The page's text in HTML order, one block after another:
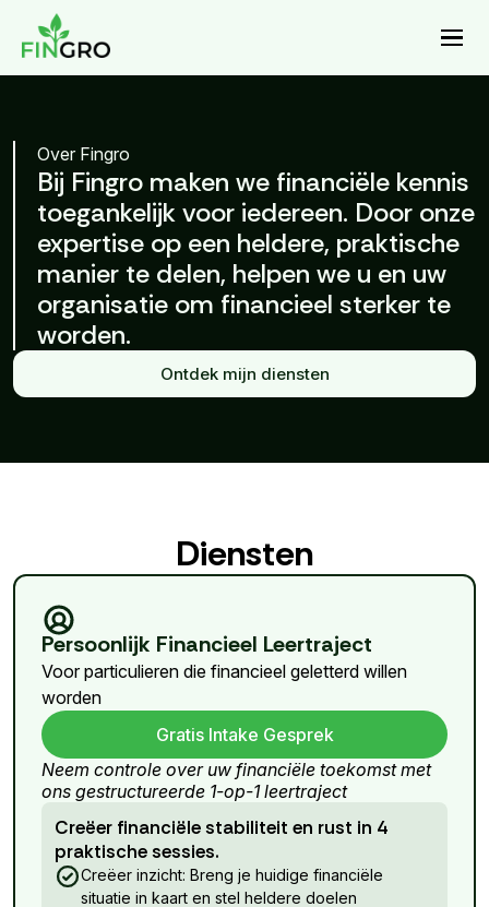
Over Fingro
Bij Fingro maken we financiële kennis
toegankelijk voor iedereen. Door onze
expertise op een heldere, praktische
manier te delen, helpen we u en uw
organisatie om financieel sterker te
worden.
Ontdek mijn diensten
Diensten
Persoonlijk Financieel Leertraject
Voor particulieren die financieel geletterd willen
worden
Gratis Intake Gesprek
Neem controle over uw financiële toekomst met
ons gestructureerde 1-op-1 leertraject
Creëer financiële stabiliteit en rust in 4
praktische sessies.
Creëer inzicht: Breng je huidige financiële
situatie in kaart en stel heldere doelen